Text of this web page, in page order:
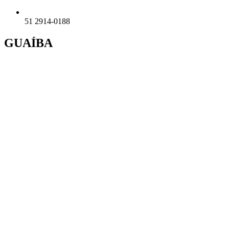
51 2914-0188
GUAÍBA